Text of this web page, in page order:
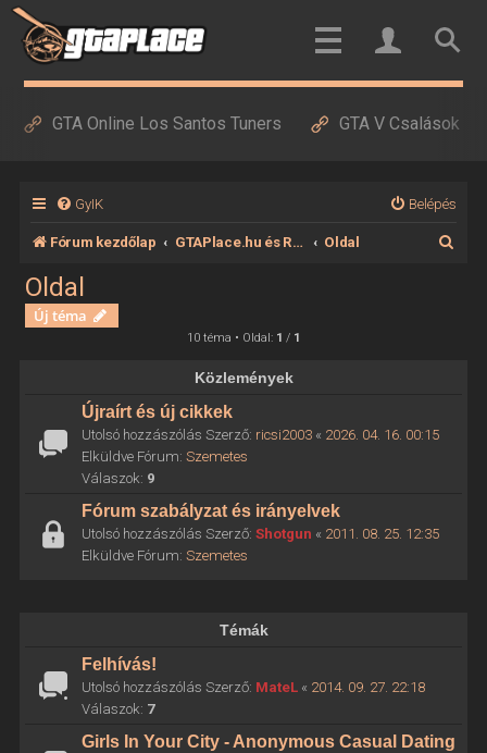
GTA Online Los Santos Tuners GTA V Csalások
GyIK Belépés
Fórum kezdőlap GTAPlace.hu és RedDeadPlace.hu Oldal
Oldal
Új téma
10 téma • Oldal: 1 / 1
Közlemények
Újraírt és új cikkek
Utolsó hozzászólás Szerző: ricsi2003« 2026. 04. 16. 00:15
Elküldve Fórum: Szemetes
Válaszok: 9
Fórum szabályzat és irányelvek
Utolsó hozzászólás Szerző: Shotgun « 2011. 08. 25. 12:35
Elküldve Fórum: Szemetes
Témák
Felhívás!
Utolsó hozzászólás Szerző: MateL« 2014. 09. 27. 22:18
Válaszok: 7
Girls In Your City - Anonymous Casual Dating